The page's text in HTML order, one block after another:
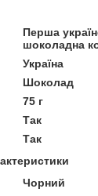
Перша
шоколадна
Україна
Шоколад
75 г
Так
Так
Чорний